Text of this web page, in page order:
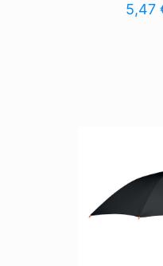
5,47